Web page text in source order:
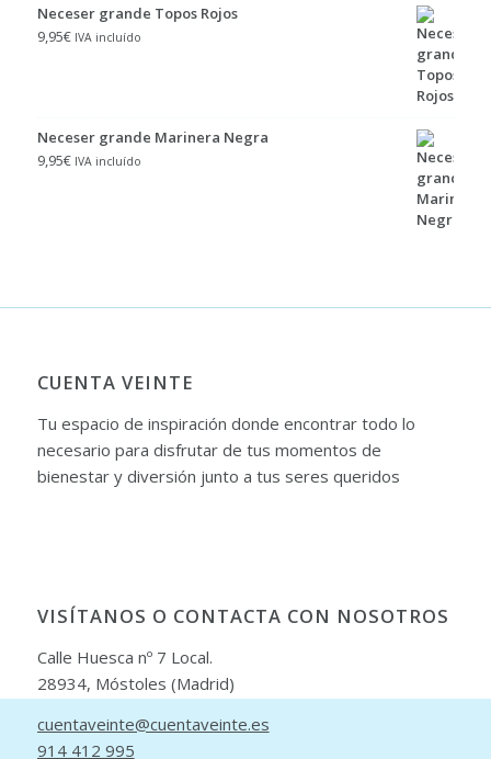
Neceser grande Topos Rojos
9,95€ IVA incluído
Neceser grande Marinera Negra
9,95€ IVA incluído
CUENTA VEINTE
Tu espacio de inspiración donde encontrar todo lo
necesario para disfrutar de tus momentos de
bienestar y diversión junto a tus seres queridos
VISÍTANOS O CONTACTA CON NOSOTROS
Calle Huesca nº 7 Local.
28934, Móstoles (Madrid)
cuentaveinte@cuentaveinte.es
914 412 995